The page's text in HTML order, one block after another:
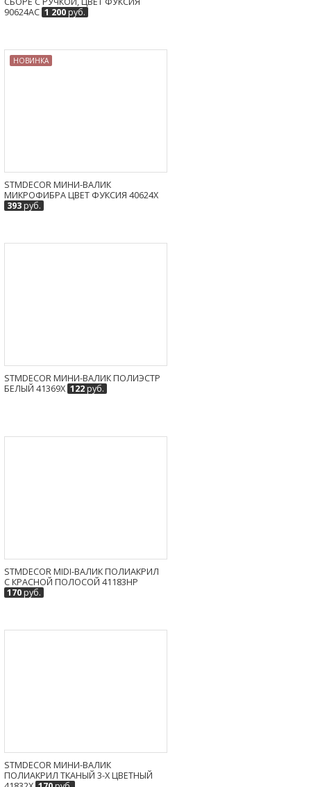
90624AC 1 200руб.
НОВИНКА
STMDECOR МИНИ-ВАЛИК
МИКРОФИБРА ЦВЕТ ФУКСИЯ 40624X
393руб.
STMDECOR МИНИ-ВАЛИК ПОЛИЭСТР
БЕЛЫЙ 41369X 122руб.
STMDECOR MIDI-ВАЛИК ПОЛИАКРИЛ
С КРАСНОЙ ПОЛОСОЙ 41183HP
170руб.
STMDECOR МИНИ-ВАЛИК
ПОЛИАКРИЛ ТКАНЫЙ 3-Х ЦВЕТНЫЙ